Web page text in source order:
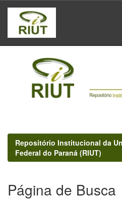
Skip
navigation
Repositório Institucional da
Federal do Paraná (RIUT)
Página de Busca